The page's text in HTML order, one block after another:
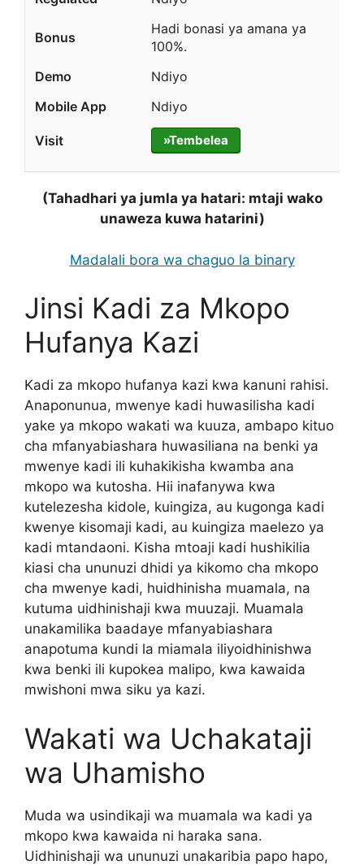
Hadi bonasi ya amana ya
100%.
Ndiyo
Ndiyo
»Tembelea
(Tahadhari ya jumla ya hatari: mtaji wako
unaweza kuwa hatarini)
Madalali bora wa chaguo la binary
Jinsi Kadi za Mkopo
Hufanya Kazi
Kadi za mkopo hufanya kazi kwa kanuni rahisi.
Anaponunua, mwenye kadi huwasilisha kadi
yake ya mkopo wakati wa kuuza, ambapo kituo
cha mfanyabiashara huwasiliana na benki ya
mwenye kadi ili kuhakikisha kwamba ana
mkopo wa kutosha. Hii inafanywa kwa
kutelezesha kidole, kuingiza, au kugonga kadi
kwenye kisomaji kadi, au kuingiza maelezo ya
kadi mtandaoni. Kisha mtoaji kadi hushikilia
kiasi cha ununuzi dhidi ya kikomo cha mkopo
cha mwenye kadi, huidhinisha muamala, na
kutuma uidhinishaji kwa muuzaji. Muamala
unakamilika baadaye mfanyabiashara
anapotuma kundi la miamala iliyoidhinishwa
kwa benki ili kupokea malipo, kwa kawaida
mwishoni mwa siku ya kazi.
Wakati wa Uchakataji
wa Uhamisho
Muda wa usindikaji wa muamala wa kadi ya
mkopo kwa kawaida ni haraka sana.
Uidhinishaji wa ununuzi unakaribia papo hapo,